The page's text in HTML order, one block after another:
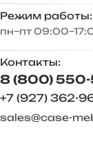
Корпус ЛДСП
Фасад ЛДСП
Задняя стенка
Размер
Состав
Тумба/
Вешалка/
Режим работы:
пн–пт
Контакты:
8 (800)
+7 (927) 362-
sales@case-